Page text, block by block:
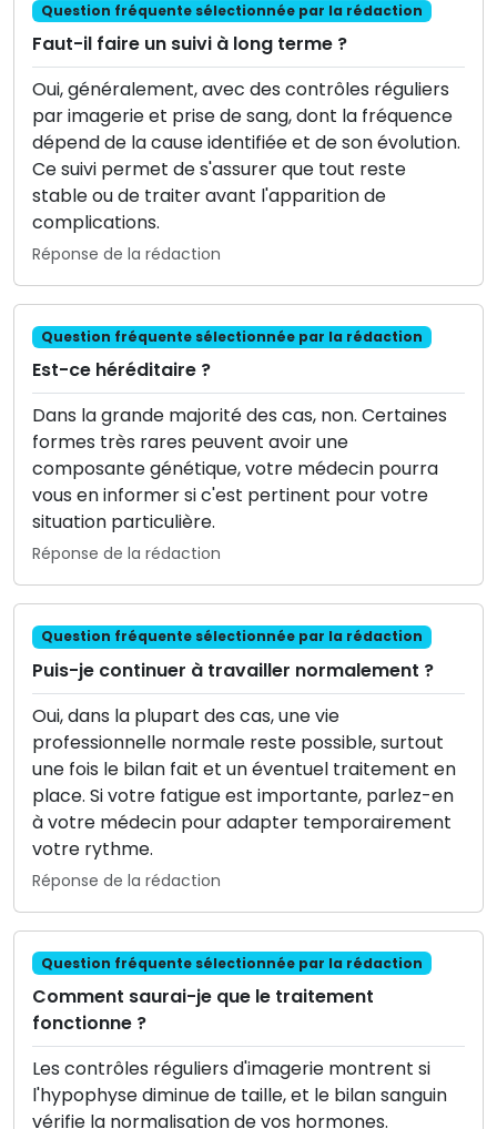
Question fréquente sélectionnée par la rédaction
Faut-il faire un suivi à long terme ?
Oui, généralement, avec des contrôles réguliers
par imagerie et prise de sang, dont la fréquence
dépend de la cause identifiée et de son évolution.
Ce suivi permet de s'assurer que tout reste
stable ou de traiter avant l'apparition de
complications.
Réponse de la rédaction
Question fréquente sélectionnée par la rédaction
Est-ce héréditaire ?
Dans la grande majorité des cas, non. Certaines
formes très rares peuvent avoir une
composante génétique, votre médecin pourra
vous en informer si c'est pertinent pour votre
situation particulière.
Réponse de la rédaction
Question fréquente sélectionnée par la rédaction
Puis-je continuer à travailler normalement ?
Oui, dans la plupart des cas, une vie
professionnelle normale reste possible, surtout
une fois le bilan fait et un éventuel traitement en
place. Si votre fatigue est importante, parlez-en
à votre médecin pour adapter temporairement
votre rythme.
Réponse de la rédaction
Question fréquente sélectionnée par la rédaction
Comment saurai-je que le traitement
fonctionne ?
Les contrôles réguliers d'imagerie montrent si
l'hypophyse diminue de taille, et le bilan sanguin
vérifie la normalisation de vos hormones.